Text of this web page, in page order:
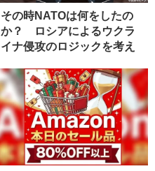
その時NATOは何をしたの
か？ ロシアによるウクラ
イナ侵攻のロジックを考え